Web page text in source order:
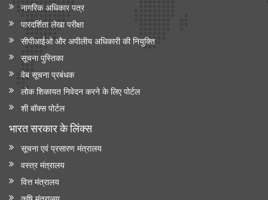
नागरिक अधिकार पत्र
पारदर्शिता लेखा परीक्षा
सीपीआईओ और अपी‍लीय अधिकारी की नियुक्ति
सूचना पुस्तिका
वेब सूचना प्रबंधक
लोक शिकायत निवेदन करने के लिए पोर्टल
शी बॉक्स पोर्टल
भारत सरकार के लिंक्‍स
सूचना एवं प्रसारण मंत्रालय
वस्त्र मंत्रालय
वित्त मंत्रालय